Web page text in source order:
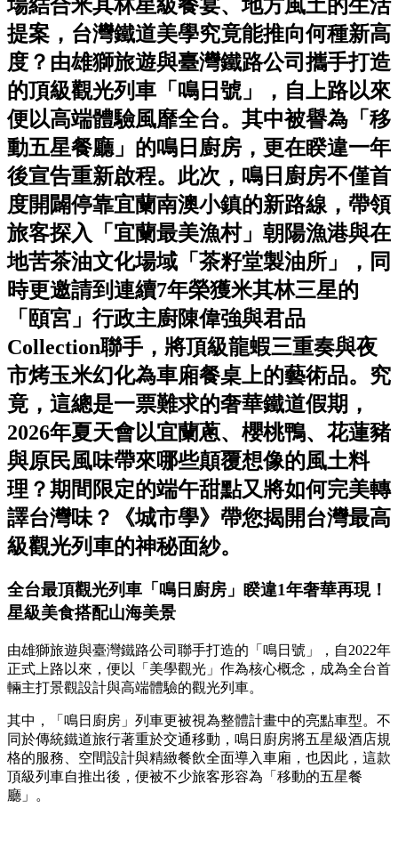
場結合米其林星級餐宴、地方風土的生活
提案，台灣鐵道美學究竟能推向何種新高
度？由雄獅旅遊與臺灣鐵路公司攜手打造
的頂級觀光列車「鳴日號」，自上路以來
便以高端體驗風靡全台。其中被譽為「移
動五星餐廳」的鳴日廚房，更在睽違一年
後宣告重新啟程。此次，鳴日廚房不僅首
度開闢停靠宜蘭南澳小鎮的新路線，帶領
旅客探入「宜蘭最美漁村」朝陽漁港與在
地苦茶油文化場域「茶籽堂製油所」，同
時更邀請到連續7年榮獲米其林三星的
「頤宮」行政主廚陳偉強與君品
Collection聯手，將頂級龍蝦三重奏與夜
市烤玉米幻化為車廂餐桌上的藝術品。究
竟，這總是一票難求的奢華鐵道假期，
2026年夏天會以宜蘭蔥、櫻桃鴨、花蓮豬
與原民風味帶來哪些顛覆想像的風土料
理？期間限定的端午甜點又將如何完美轉
譯台灣味？《城市學》帶您揭開台灣最高
級觀光列車的神秘面紗。
全台最頂觀光列車「鳴日廚房」睽違1年奢華再現！
星級美食搭配山海美景
由雄獅旅遊與臺灣鐵路公司聯手打造的「鳴日號」，自2022年
正式上路以來，便以「美學觀光」作為核心概念，成為全台首
輛主打景觀設計與高端體驗的觀光列車。
其中，「鳴日廚房」列車更被視為整體計畫中的亮點車型。不
同於傳統鐵道旅行著重於交通移動，鳴日廚房將五星級酒店規
格的服務、空間設計與精緻餐飲全面導入車廂，也因此，這款
頂級列車自推出後，便被不少旅客形容為「移動的五星餐
廳」。